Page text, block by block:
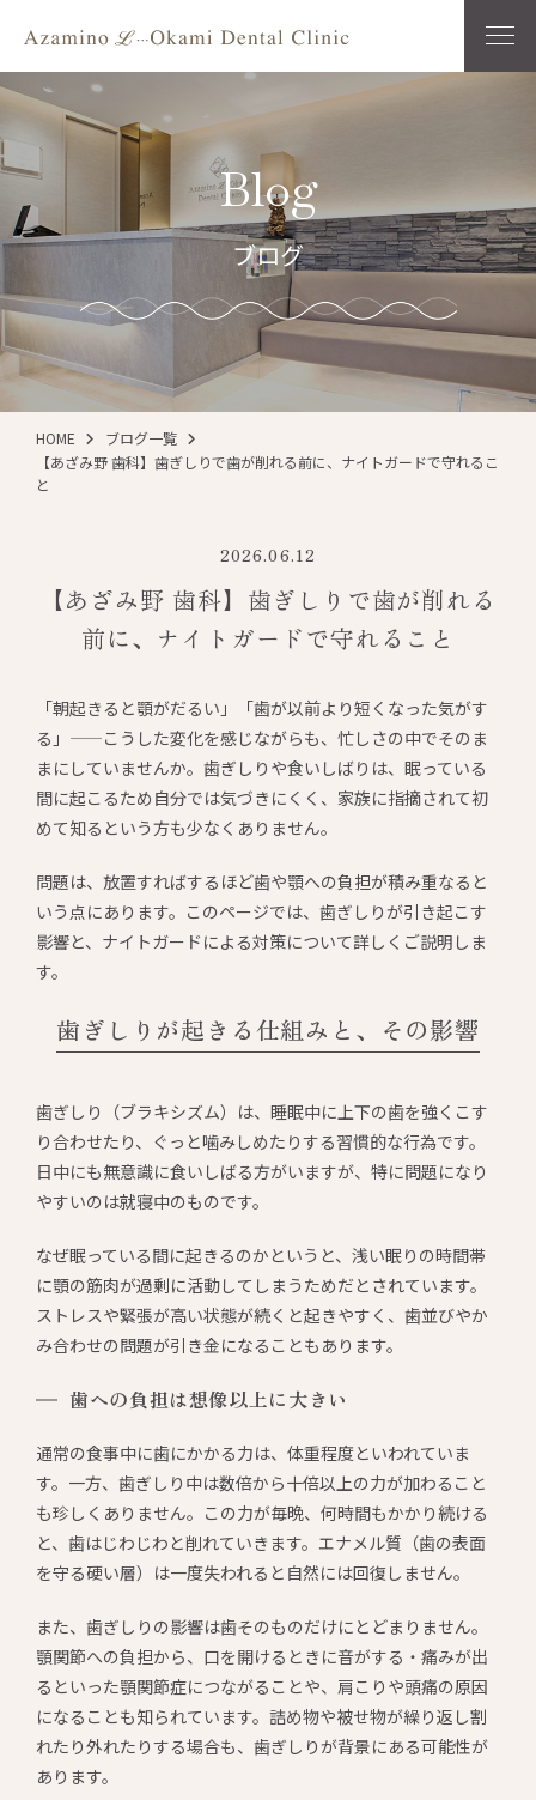
Blog
ブログ
HOME
ブログ一覧
【あざみ野 歯科】歯ぎしりで歯が削れる前に、ナイトガードで守れるこ
と
2026.06.12
【あざみ野 歯科】歯ぎしりで歯が削れる
前に、ナイトガードで守れること
「朝起きると顎がだるい」「歯が以前より短くなった気がす
る」——こうした変化を感じながらも、忙しさの中でそのま
まにしていませんか。歯ぎしりや食いしばりは、眠っている
間に起こるため自分では気づきにくく、家族に指摘されて初
めて知るという方も少なくありません。
問題は、放置すればするほど歯や顎への負担が積み重なると
いう点にあります。このページでは、歯ぎしりが引き起こす
影響と、ナイトガードによる対策について詳しくご説明しま
す。
歯ぎしりが起きる仕組みと、その影響
歯ぎしり（ブラキシズム）は、睡眠中に上下の歯を強くこす
り合わせたり、ぐっと噛みしめたりする習慣的な行為です。
日中にも無意識に食いしばる方がいますが、特に問題になり
やすいのは就寝中のものです。
なぜ眠っている間に起きるのかというと、浅い眠りの時間帯
に顎の筋肉が過剰に活動してしまうためだとされています。
ストレスや緊張が高い状態が続くと起きやすく、歯並びやか
み合わせの問題が引き金になることもあります。
歯への負担は想像以上に大きい
通常の食事中に歯にかかる力は、体重程度といわれていま
す。一方、歯ぎしり中は数倍から十倍以上の力が加わること
も珍しくありません。この力が毎晩、何時間もかかり続ける
と、歯はじわじわと削れていきます。エナメル質（歯の表面
を守る硬い層）は一度失われると自然には回復しません。
また、歯ぎしりの影響は歯そのものだけにとどまりません。
顎関節への負担から、口を開けるときに音がする・痛みが出
るといった顎関節症につながることや、肩こりや頭痛の原因
になることも知られています。詰め物や被せ物が繰り返し割
れたり外れたりする場合も、歯ぎしりが背景にある可能性が
あります。